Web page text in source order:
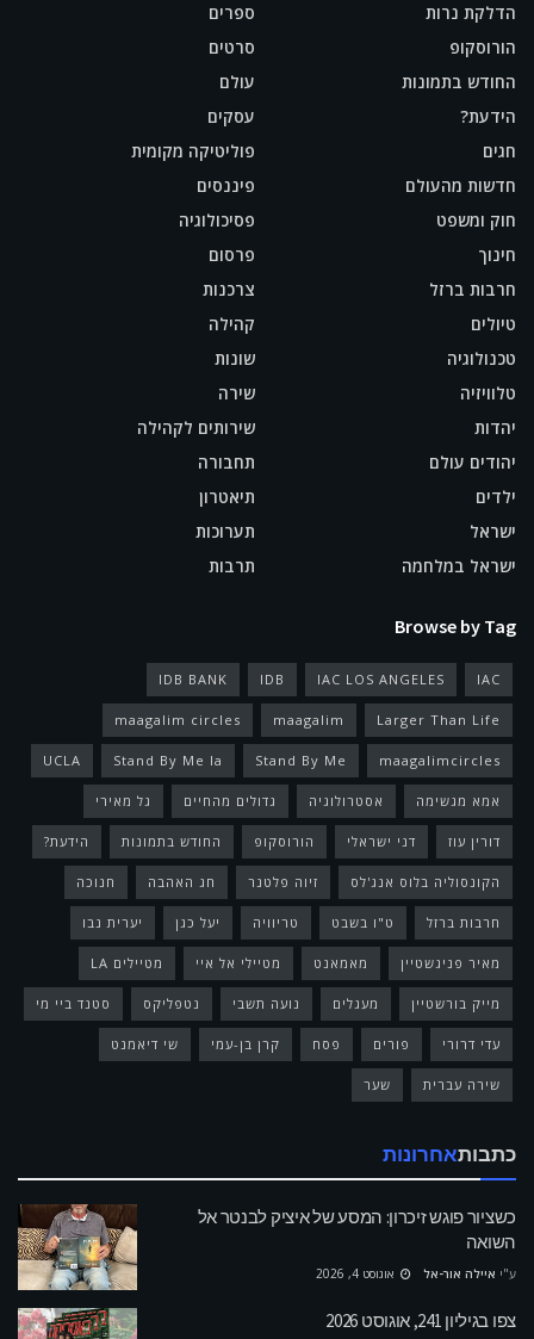
הדלקת נרות
הורוסקופ
החודש בתמונות
הידעת?
חגים
חדשות מהעולם
חוק ומשפט
חינוך
חרבות ברזל
טיולים
טכנולוגיה
טלוויזיה
יהדות
יהודים עולם
ילדים
ישראל
ישראל במלחמה
ספרים
סרטים
עולם
עסקים
פוליטיקה מקומית
פיננסים
פסיכולוגיה
פרסום
צרכנות
קהילה
שונות
שירה
שירותים לקהילה
תחבורה
תיאטרון
תערוכות
תרבות
Browse by Tag
IAC
IAC LOS ANGELES
IDB
IDB BANK
Larger Than Life
maagalim
maagalim circles
maagalimcircles
Stand By Me
Stand By Me la
UCLA
אמא מגשימה אסטרולוגיה גדולים מהחיים גל מאירי
דורין עוז דני ישראלי הורוסקופ החודש בתמונות הידעת?
הקונסוליה בלוס אנג'לס זיוה פלטנר חג האהבה חנוכה
חרבות ברזל ט"ו בשבט טריוויה יעל כגן יערית נבו
מאיר פניגשטיין מאמאנט מטיילי אל איי מטיילים LA
מייק בורשטיין מעגלים נועה תשבי נטפליקס סטנד ביי מי
עדי דרורי פורים פסח קרן בן-עמי שי דיאמנט
שירה עברית שער
כתבותאחרונות
כשציור פוגש זיכרון: המסע של איציק לבנטר אל
השואה
ע"י איילה אור-אל אוגוסט 4, 2026
צפו בגיליון 241, אוגוסט 2026